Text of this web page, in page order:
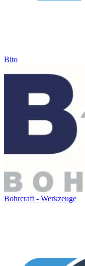
Bito
Bohrcraft - Werkzeuge